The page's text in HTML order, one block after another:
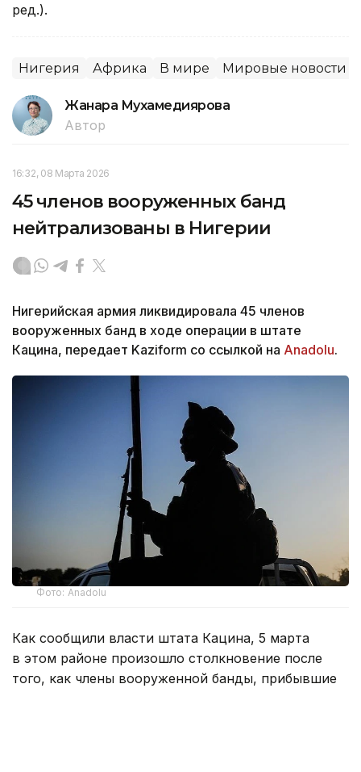
ред.).
Нигерия Африка В мире Мировые новости
Жанара Мухамедиярова
Автор
16:32, 08 Марта 2026
45 членов вооруженных банд
нейтрализованы в Нигерии
Нигерийская армия ликвидировала 45 членов
вооруженных банд в ходе операции в штате
Кацина, передает Kaziform со ссылкой на Anadolu.
Фото: Anadolu
Как сообщили власти штата Кацина, 5 марта
в этом районе произошло столкновение после
того, как члены вооруженной банды, прибывшие